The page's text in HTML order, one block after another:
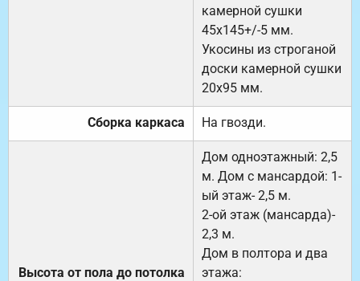
камерной сушки
45х145+/-5 мм.
Укосины из строганой
доски камерной сушки
20х95 мм.
Сборка каркаса На гвозди.
Высота от пола до потолка
Дом одноэтажный: 2,5
м. Дом с мансардой: 1-
ый этаж- 2,5 м.
2-ой этаж (мансарда)-
2,3 м.
Дом в полтора и два
этажа: